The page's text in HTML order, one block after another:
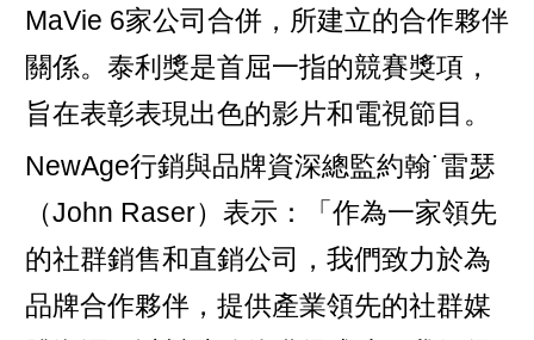
MaVie 6家公司合併，所建立的合作夥伴
關係。泰利獎是首屈一指的競賽獎項，
旨在表彰表現出色的影片和電視節目。
NewAge行銷與品牌資深總監約翰˙雷瑟
（John Raser）表示：「作為一家領先
的社群銷售和直銷公司，我們致力於為
品牌合作夥伴，提供產業領先的社群媒